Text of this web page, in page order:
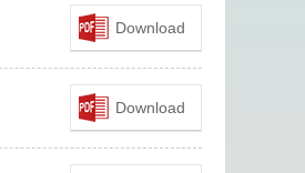
Download
Download